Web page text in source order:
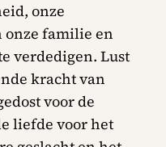
onze
onze familie en
verdedigen. Lust
kracht van
voor de
liefde voor het